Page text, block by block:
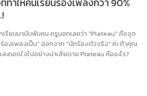
รียนมานับพันคน ครูบอกเลยว่า "Plateau" คือจุด
องเพลงเป็น" ออกจาก "นักร้องตัวจริง" ค่ะ ถ้าคุณ
ะถอดใจไปอย่างน่าเสียดาย Plateau คืออะไร?